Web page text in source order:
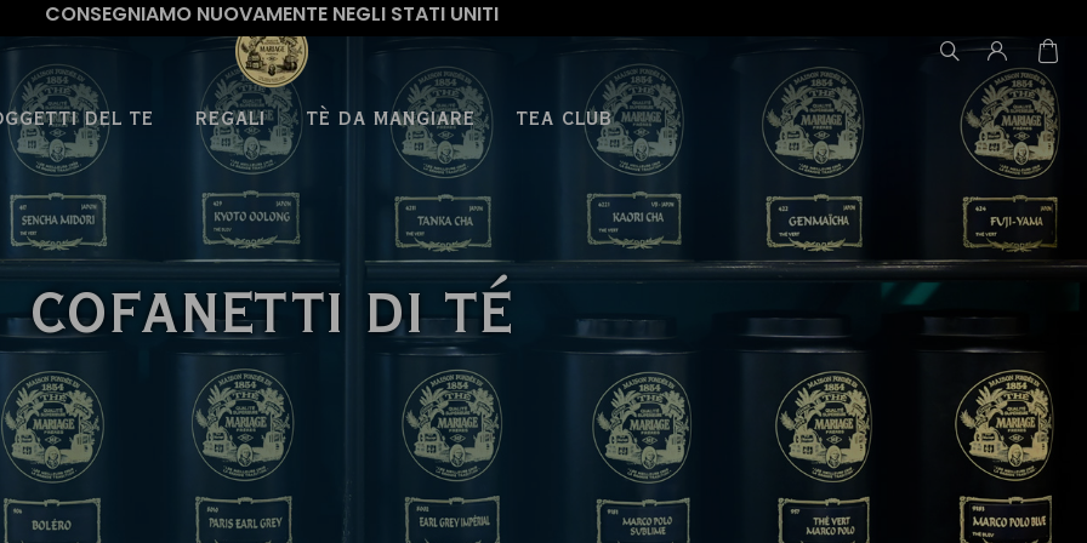
CONSEGNIAMO NUOVAMENTE NEGLI STATI UNITI
DEL TE REGALI TÈ DA MANGIARE TEA CLUB
COFANETTI DI TÉ